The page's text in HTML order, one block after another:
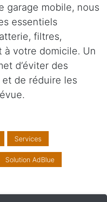
garage mobile, nous
essentiels
filtres,
votre domicile. Un
d’éviter des
de réduire les
Services
Solution AdBlue